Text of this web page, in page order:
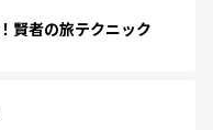
賢者の旅テクニック